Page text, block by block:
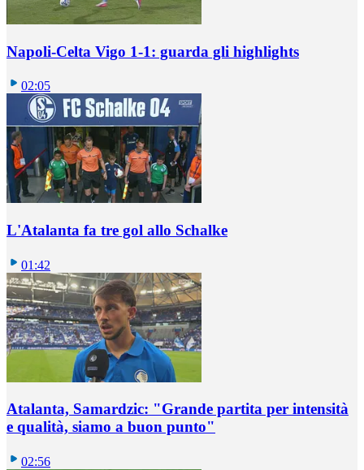
Napoli-Celta Vigo 1-1: guarda gli highlights
02:05
L'Atalanta fa tre gol allo Schalke
01:42
Atalanta, Samardzic: "Grande partita per intensità
e qualità, siamo a buon punto"
02:56